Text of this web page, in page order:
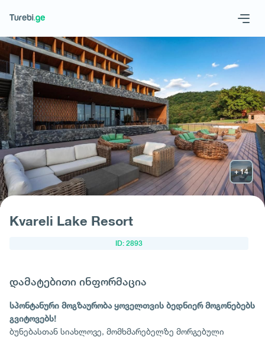
Geo Eng
მოითხოვე სასტუმრო
Kvareli Lake Resort
ID: 2893
დამატებითი ინფორმაცია
სპონტანური მოგზაურობა ყოველთვის ბედნიერ მოგონებებს
გვიტოვებს!
ბუნებასთან სიახლოვე, მომხმარებელზე მორგებული